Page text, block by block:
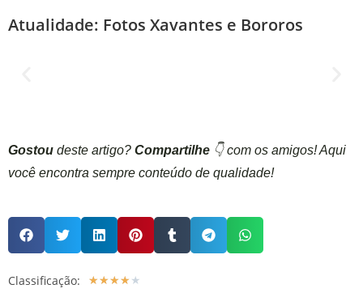
Atualidade: Fotos Xavantes e Bororos
Gostou deste artigo? Compartilhe 👇 com os amigos! Aqui
você encontra sempre conteúdo de qualidade!
Classificação: ★★★★ ★